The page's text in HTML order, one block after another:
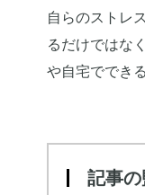
自らのストレ
るだけではな
や自宅ででき
記事